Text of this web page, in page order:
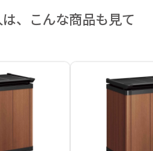
、こんな商品も見て